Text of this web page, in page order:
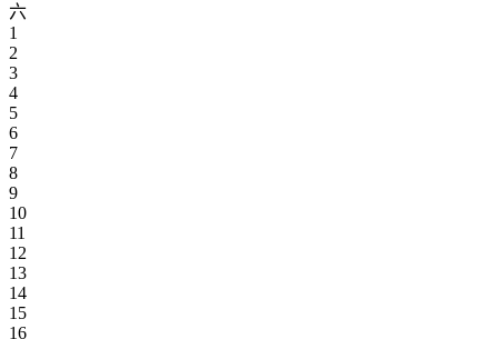
六
1
2
3
4
5
6
7
8
9
10
11
12
13
14
15
16